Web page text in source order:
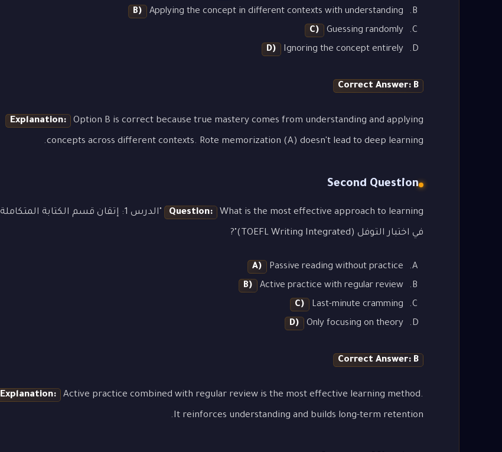
B)
Applying the concept in different contexts with understanding
C)
Guessing randomly
D)
Ignoring the concept entirely
Correct Answer: B
Explanation: Option B is correct because true mastery comes from understanding and applying
concepts across different contexts. Rote memorization (A) doesn't lead to deep learning.
Second Question
Question: What is the most effective approach to learning "الدرس 1: إتقان قسم الكتابة المتكاملة
في اختبار التوفل (TOEFL Writing Integrated)"?
A)
Passive reading without practice
B)
Active practice with regular review
C)
Last-minute cramming
D)
Only focusing on theory
Correct Answer: B
Explanation: Active practice combined with regular review is the most effective learning method.
It reinforces understanding and builds long-term retention.